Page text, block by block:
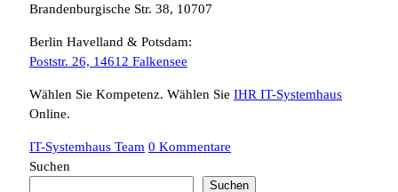
Brandenburgische Str. 38, 10707
Berlin Havelland & Potsdam:
Poststr. 26, 14612 Falkensee
Wählen Sie Kompetenz. Wählen Sie IHR IT-Systemhaus
Online.
IT-Systemhaus Team 0 Kommentare
Suchen
Suchen